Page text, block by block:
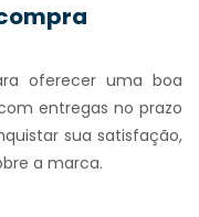
oferecer uma boa
entregas no prazo
sua satisfação,
a marca.